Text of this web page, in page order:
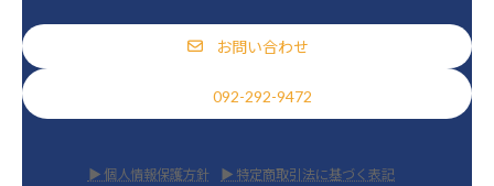
お問い合わせ
092-292-9472
▶ 個人情報保護方針 ▶ 特定商取引法に基づく表記